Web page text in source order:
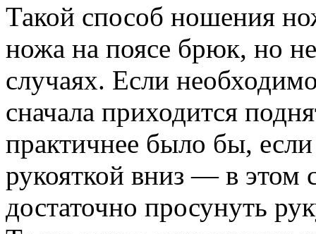
Такой способ ношения
ножа на поясе брюк, но
случаях. Если
сначала приходится
практичнее было бы,
рукояткой вниз — в этом
достаточно просунуть